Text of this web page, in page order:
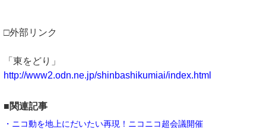
□外部リンク
「東をどり」
http://www2.odn.ne.jp/shinbashikumiai/index.html
■関連記事
・ニコ動を地上にだいたい再現！ニコニコ超会議開催